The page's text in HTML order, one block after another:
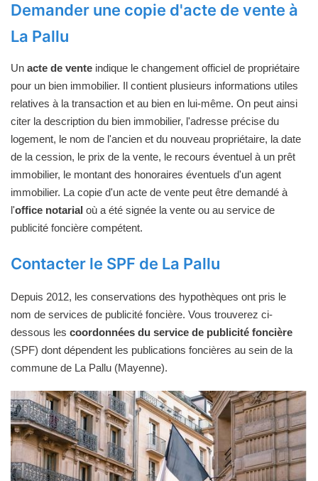
Demander une copie d'acte de vente à
La Pallu
Un acte de vente indique le changement officiel de propriétaire
pour un bien immobilier. Il contient plusieurs informations utiles
relatives à la transaction et au bien en lui-même. On peut ainsi
citer la description du bien immobilier, l'adresse précise du
logement, le nom de l'ancien et du nouveau propriétaire, la date
de la cession, le prix de la vente, le recours éventuel à un prêt
immobilier, le montant des honoraires éventuels d'un agent
immobilier. La copie d'un acte de vente peut être demandé à
l'office notarial où a été signée la vente ou au service de
publicité foncière compétent.
Contacter le SPF de La Pallu
Depuis 2012, les conservations des hypothèques ont pris le
nom de services de publicité foncière. Vous trouverez ci-
dessous les coordonnées du service de publicité foncière
(SPF) dont dépendent les publications foncières au sein de la
commune de La Pallu (Mayenne).